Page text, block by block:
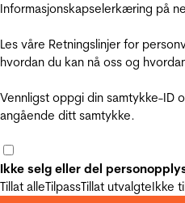
Informasjonskapselerkæring på
Les våre Retningslinjer for
hvordan du kan nå oss og
Vennligst oppgi din samtykke-ID
angående ditt samtykke.
Ikke selg eller del
Tillat alleTilpassTillat utvalgteIkke